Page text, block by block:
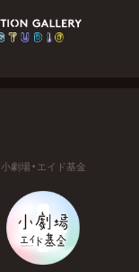
小劇場・エイド基金